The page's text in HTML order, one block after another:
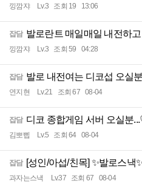
낑깜쟈 Lv.3 조회 19 13:06
잡담 발로란트 매일매일 내전하
낑깜쟈 Lv.3 조회 59 04:28
잡담 발로 내전여는 디코섭 오실분
연지현 Lv.21 조회 67 08-04
잡담 디코 종합게임 서버 오실분
김뽀삡 Lv.5 조회 64 08-04
잡담 [성인/아섭/친목] ✨발로스낵
과자는스낵 Lv.37 조회 67 08-04